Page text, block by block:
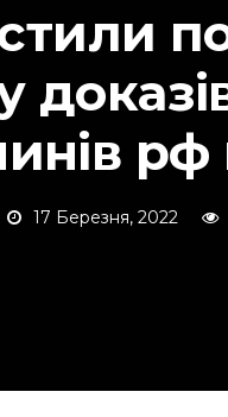
рф
17 Березня, 2022